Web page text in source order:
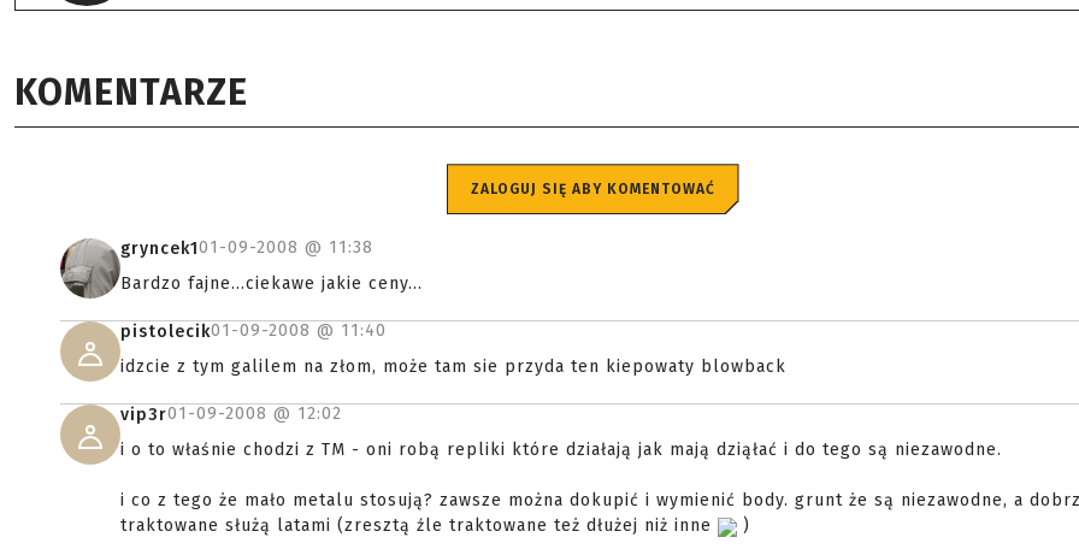
KOMENTARZE
ZALOGUJ SIĘ ABY KOMENTOWAĆ
gryncek101-09-2008 @ 11:38
Bardzo fajne...ciekawe jakie ceny...
pistolecik01-09-2008 @ 11:40
idzcie z tym galilem na złom, może tam sie przyda ten kiepowaty blowback
vip3r01-09-2008 @ 12:02
i o to właśnie chodzi z TM - oni robą repliki które działają jak mają dziąłać i do tego są niezawodne.
i co z tego że mało metalu stosują? zawsze można dokupić i wymienić body. grunt że są niezawodne, a
traktowane służą latami (zresztą źle traktowane też dłużej niż inne
)